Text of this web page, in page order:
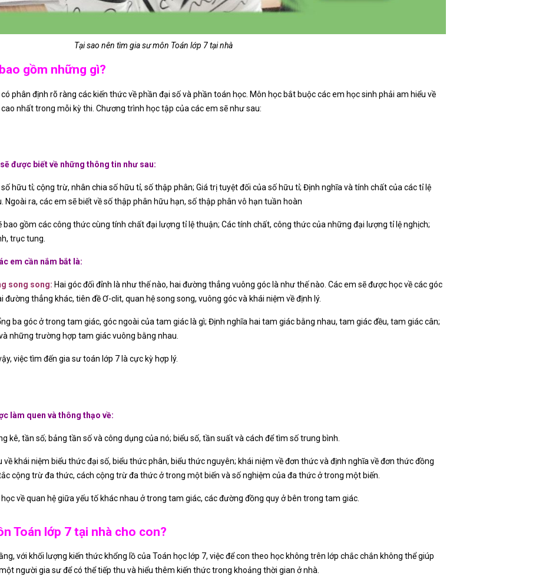
Tại sao nên tìm gia sư môn Toán lớp 7 tại nhà
gồm những gì?
phân định rõ ràng các kiến thức về phần đại số và phần toán học. Môn học bắt buộc các em học sinh phải am hiểu về
nhất trong mỗi kỳ thi. Chương trình học tập của các em sẽ như sau:
được biết về những thông tin như sau:
hữu tỉ; cộng trừ, nhân chia số hữu tỉ, số thập phân; Giá trị tuyệt đối của số hữu tỉ; Định nghĩa và tính chất của các tỉ lệ
ra, các em sẽ biết về số thập phân hữu hạn, số thập phân vô hạn tuần hoàn
bao gồm các công thức cùng tính chất đại lượng tỉ lệ thuận; Các tính chất, công thức của những đại lượng tỉ lệ nghịch;
trục tung.
em cần nắm bắt là:
song song: Hai góc đối đỉnh là như thế nào, hai đường thẳng vuông góc là như thế nào. Các em sẽ được học về các góc
thẳng khác, tiên đề Ơ-clit, quan hệ song song, vuông góc và khái niệm về định lý.
ba góc ở trong tam giác, góc ngoài của tam giác là gì; Định nghĩa hai tam giác bằng nhau, tam giác đều, tam giác cân;
những trường hợp tam giác vuông bằng nhau.
việc tìm đến gia sư toán lớp 7 là cực kỳ hợp lý.
làm quen và thông thạo về:
kê, tần số; bảng tần số và công dụng của nó; biểu số, tần suất và cách để tìm số trung bình.
về khái niệm biểu thức đại số, biểu thức phân, biểu thức nguyên; khái niệm về đơn thức và định nghĩa về đơn thức đồng
cộng trừ đa thức, cách cộng trừ đa thức ở trong một biến và số nghiệm của đa thức ở trong một biến.
về quan hệ giữa yếu tố khác nhau ở trong tam giác, các đường đồng quy ở bên trong tam giác.
Toán lớp 7 tại nhà cho con?
với khối lượng kiến thức khổng lồ của Toán học lớp 7, việc để con theo học không trên lớp chắc chắn không thể giúp
người gia sư để có thể tiếp thu và hiểu thêm kiến thức trong khoảng thời gian ở nhà.